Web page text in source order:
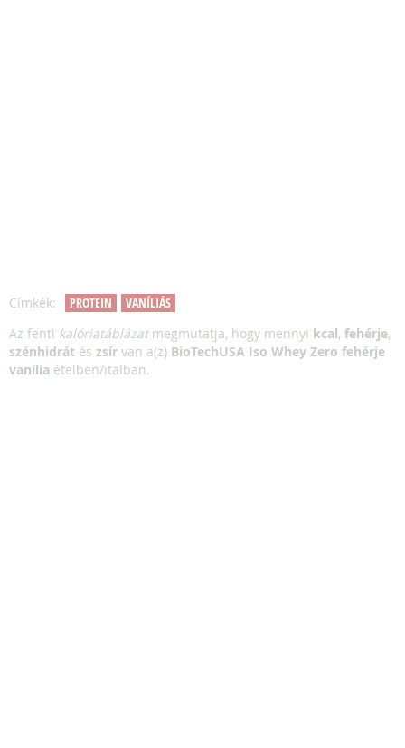
Címkék: PROTEIN
VANÍLIÁS
Az fenti kalóriatáblázatmegmutatja, hogy mennyi kcal, fehérje,
szénhidrát és zsír van a(z) BioTechUSA Iso Whey Zero fehérje
vanília ételben/italban.